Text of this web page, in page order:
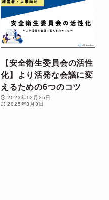
【安全衛生委員会の活性
化】より活発な会議に変
えるための6つのコツ
2023年12月25日
2025年3月3日